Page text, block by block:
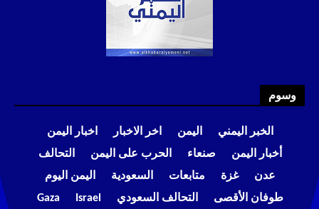
وسوم
الخبر اليمني اليمن اخر الاخبار
اخبار اليمن
أخبار اليمن
صنعاء الحرب على اليمن
التحالف
عدن
غزة متابعات السعودية
اليمن اليوم
طوفان الأقصى
التحالف السعودي Israel
Gaza